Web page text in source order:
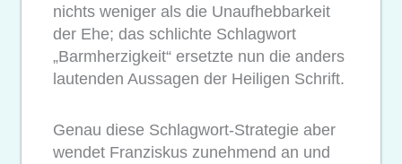
nichts weniger als die Unaufhebbarkeit
der Ehe; das schlichte Schlagwort
„Barmherzigkeit“ ersetzte nun die anders
lautenden Aussagen der Heiligen Schrift.
Genau diese Schlagwort-Strategie aber
wendet Franziskus zunehmend an und